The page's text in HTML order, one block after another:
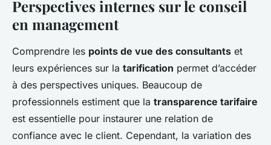
Perspectives internes sur le conseil
en management
Comprendre les points de vue des consultants et
leurs expériences sur la tarification permet d’accéder
à des perspectives uniques. Beaucoup de
professionnels estiment que la transparence tarifaire
est essentielle pour instaurer une relation de
confiance avec le client. Cependant, la variation des